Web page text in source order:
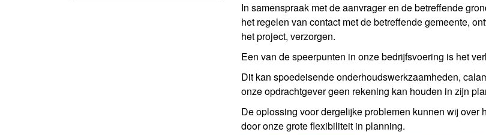
In samenspraak met de aanvrager en de betreffende
het regelen van contact met de betreffende gemeente,
het project, verzorgen.
Een van de speerpunten in onze bedrijfsvoering is het
Dit kan spoedeisende onderhoudswerkzaamheden,
onze opdrachtgever geen rekening kan houden in zijn
De oplossing voor dergelijke problemen kunnen wij
door onze grote flexibiliteit in planning.